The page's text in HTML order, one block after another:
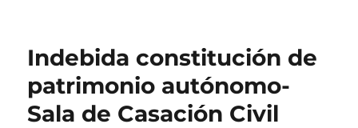
Indebida constitución de
patrimonio autónomo-
Sala de Casación Civil